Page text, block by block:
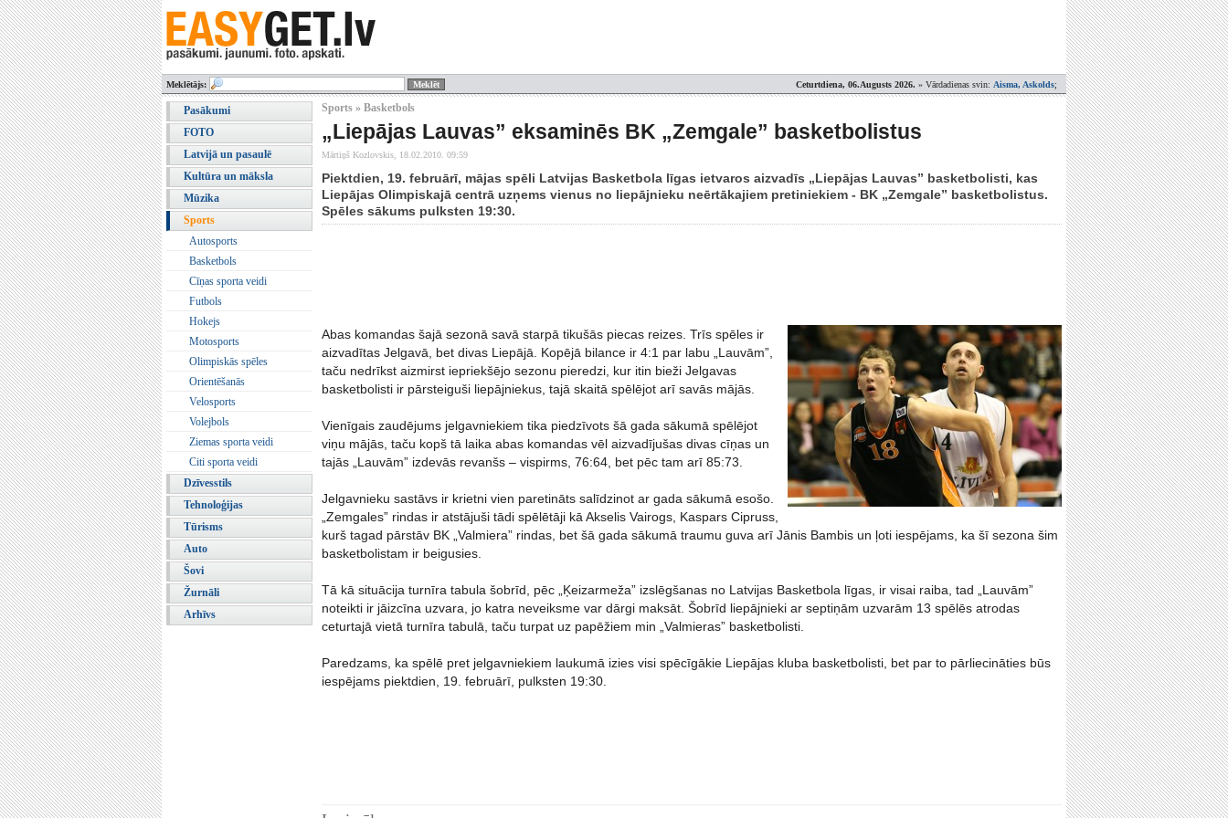
Ceturtdiena, 06.Augusts 2026. » Vārdadienas svin: Aisma, Askolds;
Meklētājs:
Pasākumi
FOTO
Latvijā un pasaulē
Kultūra un māksla
Mūzika
Sports
Autosports
Basketbols
Cīņas sporta veidi
Futbols
Hokejs
Motosports
Olimpiskās spēles
Orientēšanās
Velosports
Volejbols
Ziemas sporta veidi
Citi sporta veidi
Dzīvesstils
Tehnoloģijas
Tūrisms
Auto
Šovi
Žurnāli
Arhīvs
Sports » Basketbols
„Liepājas Lauvas” eksaminēs BK „Zemgale” basketbolistus
Mārtiņš Kozlovskis, 18.02.2010. 09:59
Piektdien, 19. februārī, mājas spēli Latvijas Basketbola līgas ietvaros aizvadīs „Liepājas Lauvas” basketbolisti, kas
Liepājas Olimpiskajā centrā uzņems vienus no liepājnieku neērtākajiem pretiniekiem - BK „Zemgale” basketbolistus.
Spēles sākums pulksten 19:30.
Abas komandas šajā sezonā savā starpā tikušās piecas reizes. Trīs spēles ir
aizvadītas Jelgavā, bet divas Liepājā. Kopējā bilance ir 4:1 par labu „Lauvām”,
taču nedrīkst aizmirst iepriekšējo sezonu pieredzi, kur itin bieži Jelgavas
basketbolisti ir pārsteiguši liepājniekus, tajā skaitā spēlējot arī savās mājās.
Vienīgais zaudējums jelgavniekiem tika piedzīvots šā gada sākumā spēlējot
viņu mājās, taču kopš tā laika abas komandas vēl aizvadījušas divas cīņas un
tajās „Lauvām” izdevās revanšs – vispirms, 76:64, bet pēc tam arī 85:73.
Jelgavnieku sastāvs ir krietni vien paretināts salīdzinot ar gada sākumā esošo.
„Zemgales” rindas ir atstājuši tādi spēlētāji kā Akselis Vairogs, Kaspars Cipruss,
kurš tagad pārstāv BK „Valmiera” rindas, bet šā gada sākumā traumu guva arī Jānis Bambis un ļoti iespējams, ka šī sezona šim
basketbolistam ir beigusies.
Tā kā situācija turnīra tabula šobrīd, pēc „Ķeizarmeža” izslēgšanas no Latvijas Basketbola līgas, ir visai raiba, tad „Lauvām”
noteikti ir jāizcīna uzvara, jo katra neveiksme var dārgi maksāt. Šobrīd liepājnieki ar septiņām uzvarām 13 spēlēs atrodas
ceturtajā vietā turnīra tabulā, taču turpat uz papēžiem min „Valmieras” basketbolisti.
Paredzams, ka spēlē pret jelgavniekiem laukumā izies visi spēcīgākie Liepājas kluba basketbolisti, bet par to pārliecināties būs
iespējams piektdien, 19. februārī, pulksten 19:30.